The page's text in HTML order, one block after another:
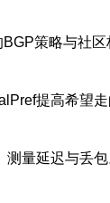
策略与社区
提高希望走
量延迟与丢